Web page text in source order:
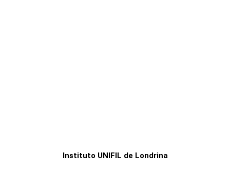
Instituto UNIFIL de Londrina